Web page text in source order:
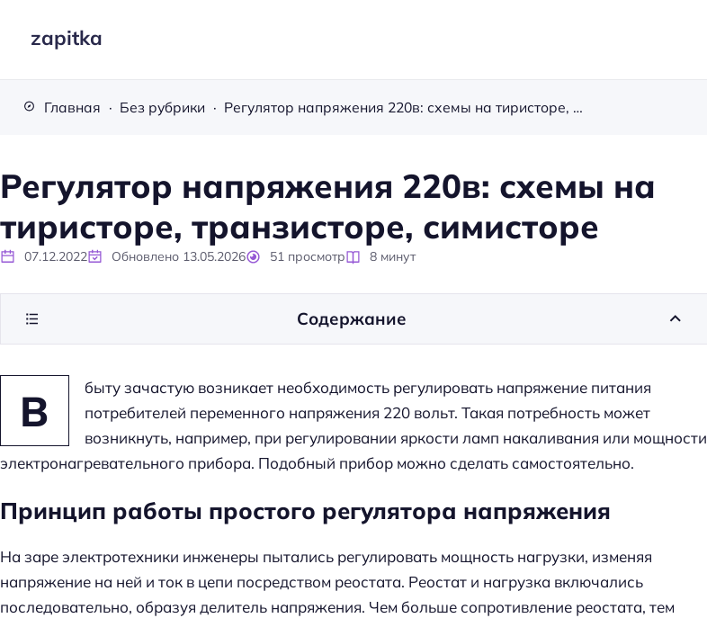
zapitka
Главная Без рубрики Регулятор напряжения 220в: схемы на тиристоре, транзисторе, симисторе
Регулятор напряжения 220в: схемы на
тиристоре, транзисторе, симисторе
07.12.2022 Обновлено 13.05.2026 51 просмотр 8 минут
В
быту зачастую возникает необходимость регулировать напряжение питания
потребителей переменного напряжения 220 вольт. Такая потребность может
возникнуть, например, при регулировании яркости ламп накаливания или мощности
электронагревательного прибора. Подобный прибор можно сделать самостоятельно.
Принцип работы простого регулятора напряжения
На заре электротехники инженеры пытались регулировать мощность нагрузки, изменяя
напряжение на ней и ток в цепи посредством реостата. Реостат и нагрузка включались
последовательно, образуя делитель напряжения. Чем больше сопротивление реостата, тем
Содержание